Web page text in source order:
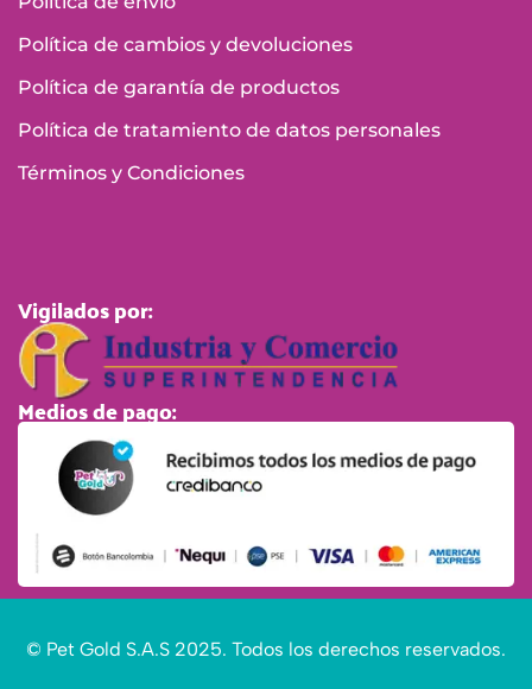
Política de cambios y devoluciones
Política de garantía de productos
Política de tratamiento de datos personales
Términos y Condiciones
Vigilados por:
Medios de pago:
© Pet Gold S.A.S 2025. Todos los derechos reservados.